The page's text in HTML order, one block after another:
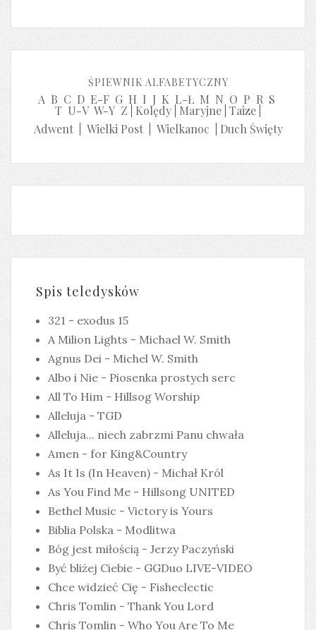
ŚPIEWNIK ALFABETYCZNY
A B C D E-F G H I J K L-Ł M N O P R S
T U-V W-Y Z Kolędy Maryjne Taize
Adwent| Wielki Post| Wielkanoc Duch Święty
Spis teledysków
321 - exodus 15
A Milion Lights - Michael W. Smith
Agnus Dei - Michel W. Smith
Albo i Nie - Piosenka prostych serc
All To Him - Hillsog Worship
Alleluja - TGD
Alleluja... niech zabrzmi Panu chwała
Amen - for King&Country
As It Is (In Heaven) - Michał Król
As You Find Me - Hillsong UNITED
Bethel Music - Victory is Yours
Biblia Polska - Modlitwa
Bóg jest miłością - Jerzy Paczyński
Być bliżej Ciebie - GGDuo LIVE-VIDEO
Chce widzieć Cię - Fisheclectic
Chris Tomlin - Thank You Lord
Chris Tomlin - Who You Are To Me